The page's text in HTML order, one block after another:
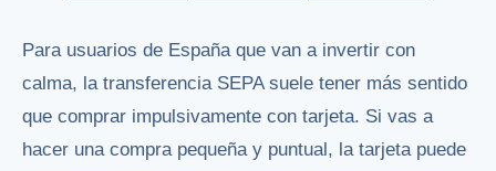
Para usuarios de España que van a invertir con
calma, la transferencia SEPA suele tener más sentido
que comprar impulsivamente con tarjeta. Si vas a
hacer una compra pequeña y puntual, la tarjeta puede